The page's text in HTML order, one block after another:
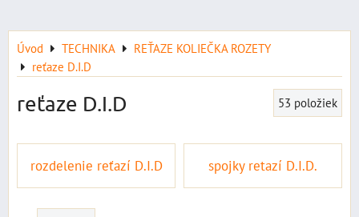
Úvod TECHNIKA
REŤAZE KOLIEČKA ROZETY
reťaze D.I.D
reťaze D.I.D 53 položiek
rozdelenie reťazí D.I.D spojky retazí D.I.D.